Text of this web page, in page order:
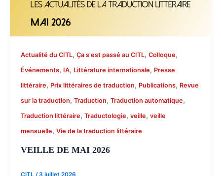
Actualité du CITL, Ça s'est passé au CITL, Colloque,
Événements, IA, Littérature internationale, Presse
littéraire, Prix littéraires de traduction, Publications, Revue
sur la traduction, Traduction, Traduction automatique,
Traduction littéraire, Traductologie, veille, veille
mensuelle, Vie de la traduction littéraire
VEILLE DE MAI 2026